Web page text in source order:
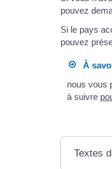
pouvez
Si le pays
pouvez
À
nous vous
à suivre
Textes